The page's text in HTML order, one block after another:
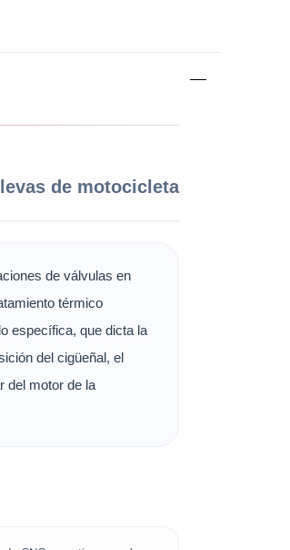
de motocicleta
de válvulas en
térmico
específica, que dicta la
del cigüeñal, el
del motor de la